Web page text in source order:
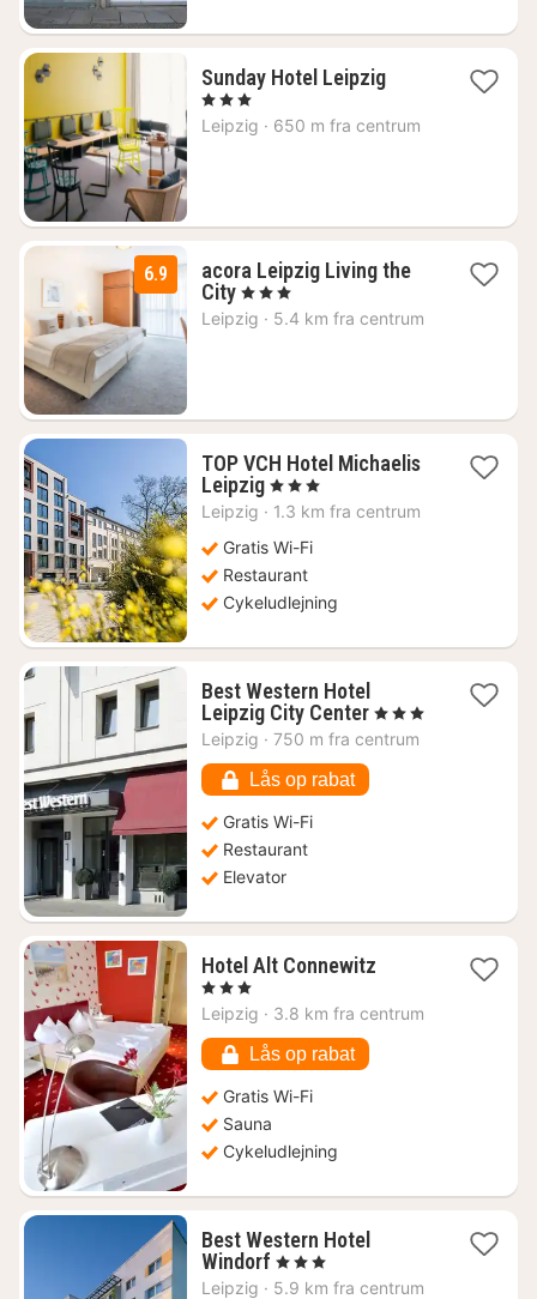
Sunday Hotel Leipzig1
fra
, 3 Stjerner
Leipzig · 650 m fra centrum
6.9
acora Leipzig Living the
City1
nat
fra
, 3 Stjerner
Leipzig · 5.4 km fra centrum
TOP VCH Hotel Michaelis
Leipzig1
nat
740
kr.
, 3 Stjerner
Leipzig · 1.3 km fra centrum
Gratis Wi-Fi
Restaurant
Cykeludlejning
Best Western Hotel
Leipzig City Center1
nat
, 3 Stjerner
Leipzig · 750 m fra centrum
Lås op rabat
Gratis Wi-Fi
Restaurant
Elevator
Hotel Alt Connewitz1
fra
, 3 Stjerner
Leipzig · 3.8 km fra centrum
Lås op rabat
Gratis Wi-Fi
Sauna
Cykeludlejning
Best Western Hotel
Windorf 1
nat
, 3 Stjerner
Leipzig · 5.9 km fra centrum